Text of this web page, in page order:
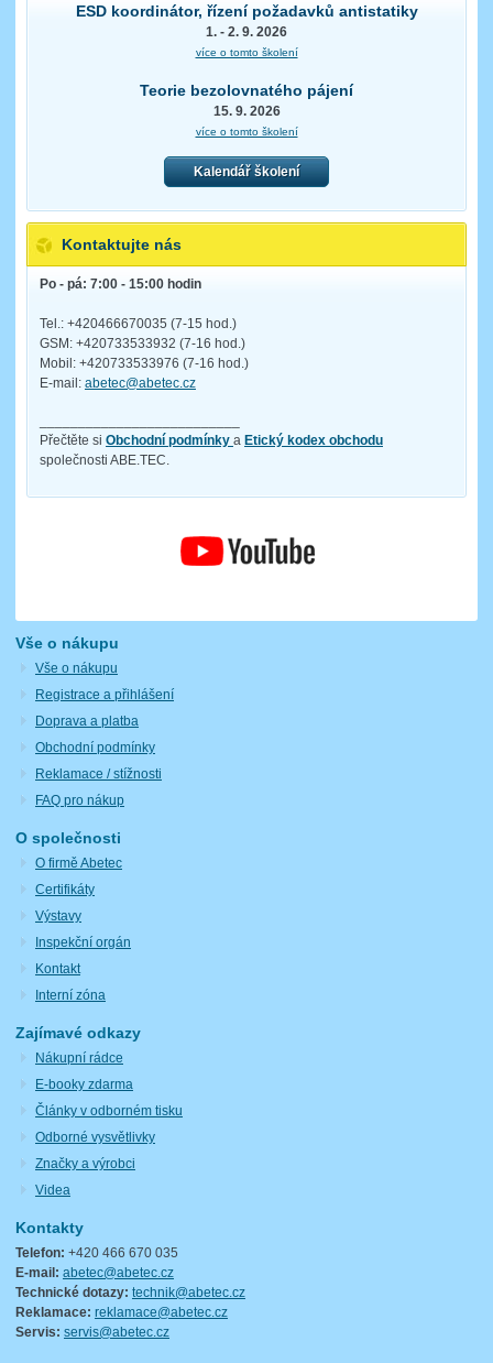
ESD koordinátor, řízení požadavků antistatiky
1. - 2. 9. 2026
více o tomto školení
Teorie bezolovnatého pájení
15. 9. 2026
více o tomto školení
Kalendář školení
Kontaktujte nás
Po - pá: 7:00 - 15:00 hodin
Tel.: +420466670035 (7-15 hod.)
GSM: +420733533932 (7-16 hod.)
Mobil: +420733533976 (7-16 hod.)
E-mail: abetec@abetec.cz
Přečtěte si Obchodní podmínky a Etický kodex obchodu
společnosti ABE.TEC.
Vše o nákupu
Vše o nákupu
Registrace a přihlášení
Doprava a platba
Obchodní podmínky
Reklamace / stížnosti
FAQ pro nákup
O společnosti
O firmě Abetec
Certifikáty
Výstavy
Inspekční orgán
Kontakt
Interní zóna
Zajímavé odkazy
Nákupní rádce
E-booky zdarma
Články v odborném tisku
Odborné vysvětlivky
Značky a výrobci
Videa
Kontakty
Telefon: +420 466 670 035
E-mail: abetec@abetec.cz
Technické dotazy: technik@abetec.cz
Reklamace: reklamace@abetec.cz
Servis: servis@abetec.cz